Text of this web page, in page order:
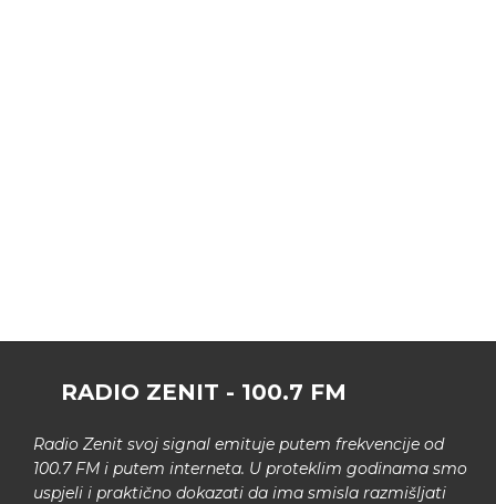
RADIO ZENIT - 100.7 FM
Radio Zenit svoj signal emituje putem frekvencije od
100.7 FM i putem interneta. U proteklim godinama smo
uspjeli i praktično dokazati da ima smisla razmišljati